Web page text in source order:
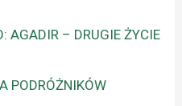
AGADIR – DRUGIE ŻYCIE
PODRÓŻNIKÓW